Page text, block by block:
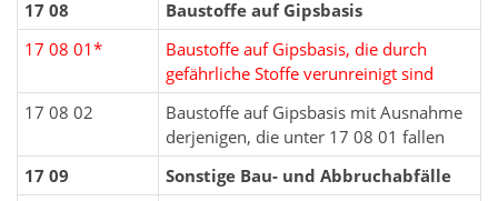
17 08
Baustoffe auf Gipsbasis
17 08 01*
Baustoffe auf Gipsbasis, die durch
gefährliche Stoffe verunreinigt sind
17 08 02
Baustoffe auf Gipsbasis mit Ausnahme
derjenigen, die unter 17 08 01 fallen
17 09
Sonstige Bau- und Abbruchabfälle